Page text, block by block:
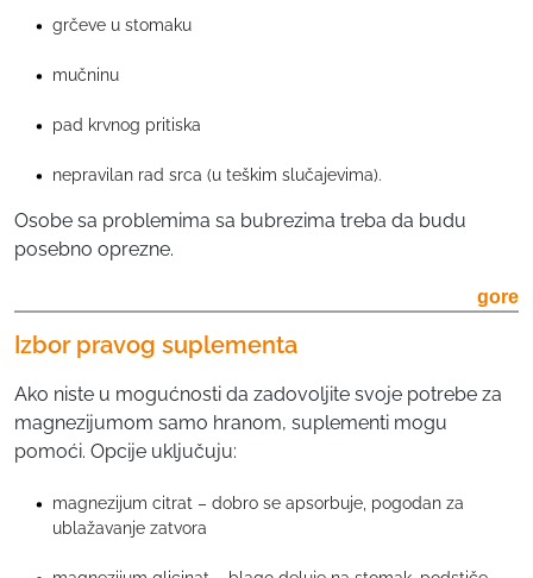
grčeve u stomaku
mučninu
pad krvnog pritiska
nepravilan rad srca (u teškim slučajevima).
Osobe sa problemima sa bubrezima treba da budu
posebno oprezne.
gore
Izbor pravog suplementa
Ako niste u mogućnosti da zadovoljite svoje potrebe za
magnezijumom samo hranom, suplementi mogu
pomoći. Opcije uključuju:
magnezijum citrat – dobro se apsorbuje, pogodan za
ublažavanje zatvora